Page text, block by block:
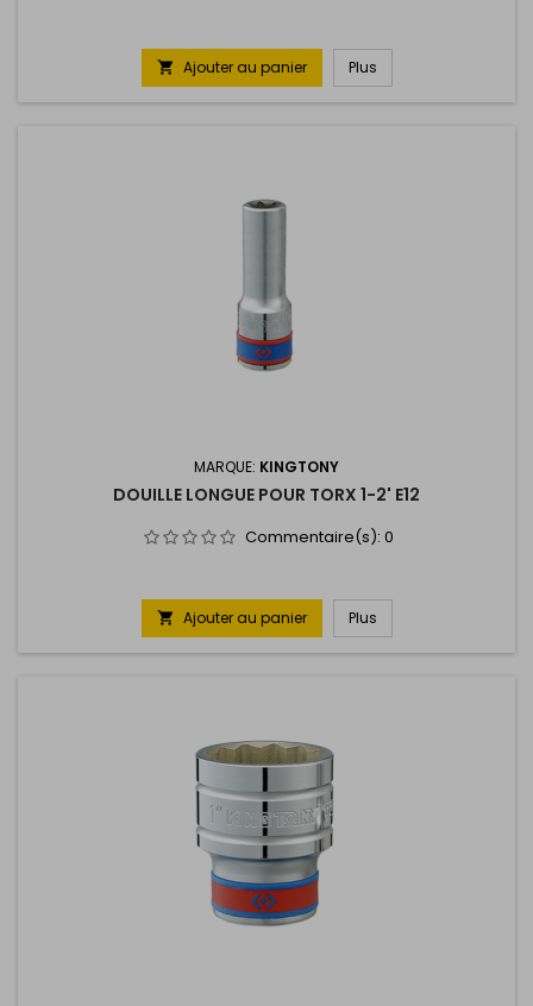
 Ajouter au panier Plus
MARQUE: KINGTONY
DOUILLE LONGUE POUR TORX 1-2' E12
Commentaire(s): 0
 Ajouter au panier Plus